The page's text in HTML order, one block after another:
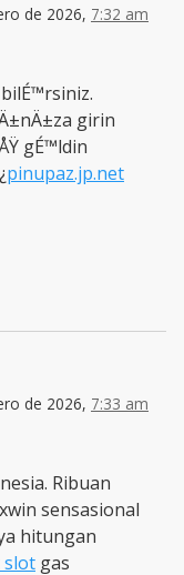
de 2026, 7:32 am
girin
gÉ™ldin
pinupaz.jp.net
de 2026, 7:33 am
Ribuan
sensasional
hitungan
slot gas